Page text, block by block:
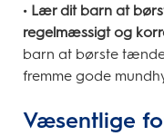
• Lær dit barn at
regelmæssigt og
barn at børste
fremme gode
Væsentlige